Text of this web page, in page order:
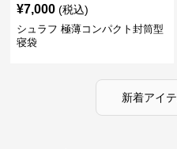
¥7,000 (税込)
シュラフ 極薄コンパクト封筒型
寝袋
新着アイ